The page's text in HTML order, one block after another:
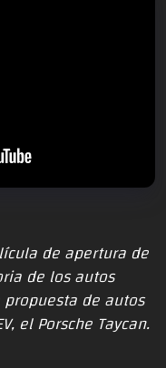
de apertura de
de los autos
de autos
el Porsche Taycan.